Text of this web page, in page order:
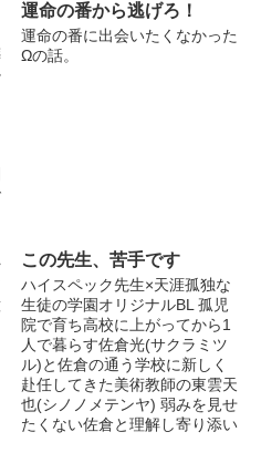
運命の番から逃げろ！
運命の番に出会いたくなかった
Ωの話。
この先生、苦手です
ハイスペック先生×天涯孤独な
生徒の学園オリジナルBL 孤児
院で育ち高校に上がってから1
人で暮らす佐倉光(サクラミツ
ル)と佐倉の通う学校に新しく
赴任してきた美術教師の東雲天
也(シノノメテンヤ) 弱みを見せ
たくない佐倉と理解し寄り添い